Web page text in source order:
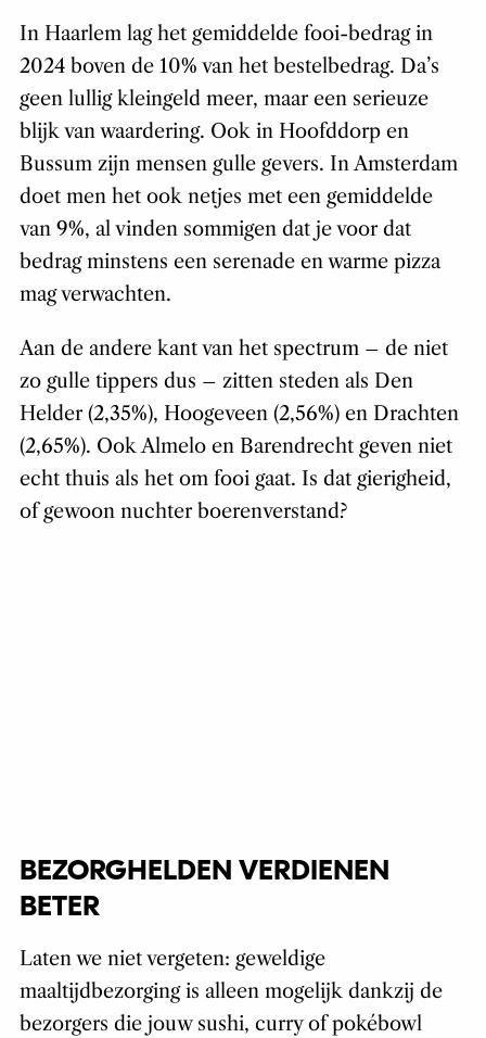
In Haarlem lag het gemiddelde fooi-bedrag in
2024 boven de 10% van het bestelbedrag. Da’s
geen lullig kleingeld meer, maar een serieuze
blijk van waardering. Ook in Hoofddorp en
Bussum zijn mensen gulle gevers. In Amsterdam
doet men het ook netjes met een gemiddelde
van 9%, al vinden sommigen dat je voor dat
bedrag minstens een serenade en warme pizza
mag verwachten.
Aan de andere kant van het spectrum – de niet
zo gulle tippers dus – zitten steden als Den
Helder (2,35%), Hoogeveen (2,56%) en Drachten
(2,65%). Ook Almelo en Barendrecht geven niet
echt thuis als het om fooi gaat. Is dat gierigheid,
of gewoon nuchter boerenverstand?
BEZORGHELDEN VERDIENEN
BETER
Laten we niet vergeten: geweldige
maaltijdbezorging is alleen mogelijk dankzij de
bezorgers die jouw sushi, curry of pokébowl